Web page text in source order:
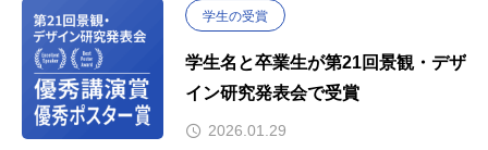
学生の受賞
学生名と卒業生が第21回景観・デザ
イン研究発表会で受賞
2026.01.29